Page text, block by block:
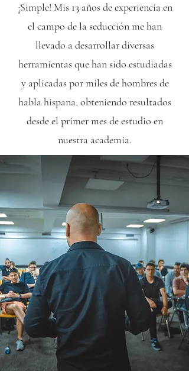
¡Simple! Mis 13 años de experiencia en
el campo de la seducción me han
llevado a desarrollar diversas
herramientas que han sido estudiadas
y aplicadas por miles de hombres de
habla hispana, obteniendo resultados
desde el primer mes de estudio en
nuestra academia.